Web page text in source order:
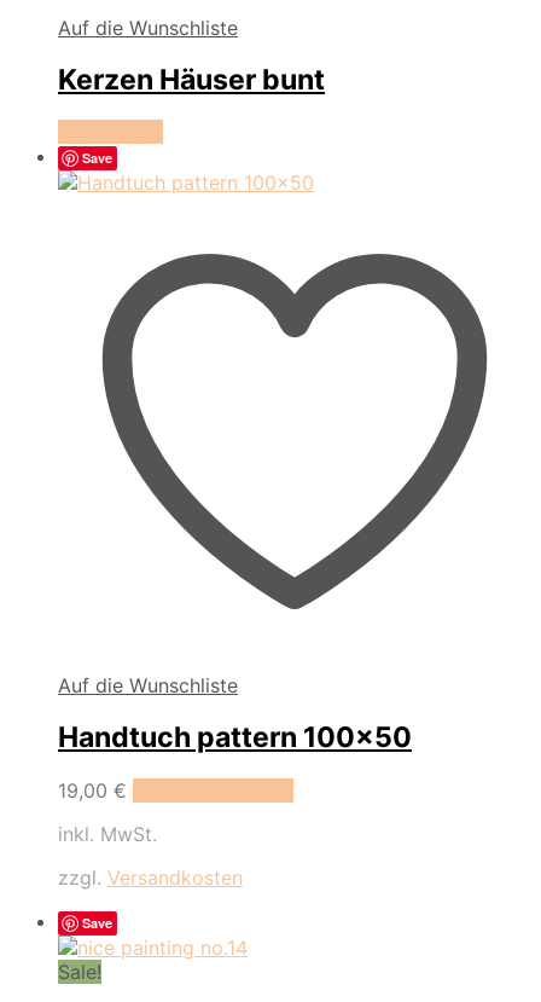
Auf die Wunschliste
Kerzen Häuser bunt
Save
Auf die Wunschliste
Handtuch pattern 100×50
19,00 €
inkl. MwSt.
zzgl. Versandkosten
Save
Sale!